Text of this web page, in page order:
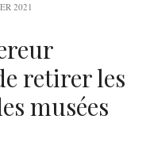
2021
retirer les
musées